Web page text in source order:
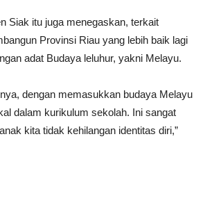
Siak itu juga menegaskan, terkait
Provinsi Riau yang lebih baik lagi
adat Budaya leluhur, yakni Melayu.
dengan memasukkan budaya Melayu
dalam kurikulum sekolah. Ini sangat
kita tidak kehilangan identitas diri,”